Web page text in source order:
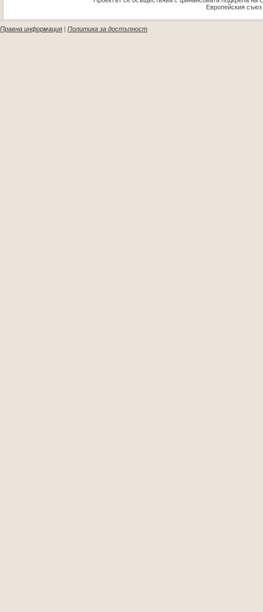
Европейския
Правна информация | Политика за достъпност